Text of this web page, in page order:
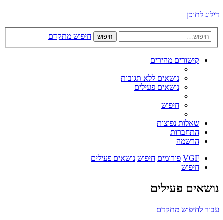
דילוג לתוכן
חיפוש חיפוש מתקדם
קישורים מהירים
נושאים ללא תגובות
נושאים פעילים
חיפוש
שאלות נפוצות
התחברות
הרשמה
VGF פורומים חיפוש נושאים פעילים
חיפוש
נושאים פעילים
עבור לחיפוש מתקדם